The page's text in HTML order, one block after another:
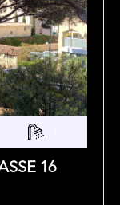
16